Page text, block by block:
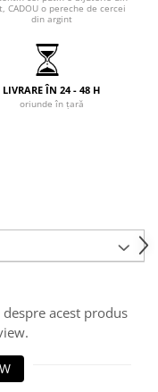
CADOU o pereche de cercei
din argint
LIVRARE ÎN 24 - 48 H
oriunde în țară
acest produs